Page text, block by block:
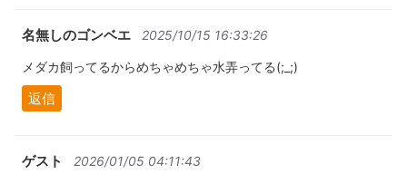
名無しのゴンベエ 2025/10/15 16:33:26
メダカ飼ってるからめちゃめちゃ水弄ってる(;_;)
返信
ゲスト 2026/01/05 04:11:43